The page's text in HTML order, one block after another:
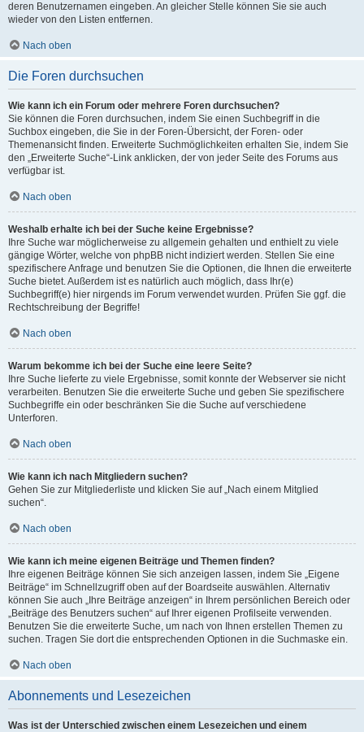
deren Benutzernamen eingeben. An gleicher Stelle können Sie sie auch
wieder von den Listen entfernen.
Nach oben
Die Foren durchsuchen
Wie kann ich ein Forum oder mehrere Foren durchsuchen?
Sie können die Foren durchsuchen, indem Sie einen Suchbegriff in die
Suchbox eingeben, die Sie in der Foren-Übersicht, der Foren- oder
Themenansicht finden. Erweiterte Suchmöglichkeiten erhalten Sie, indem Sie
den „Erweiterte Suche“-Link anklicken, der von jeder Seite des Forums aus
verfügbar ist.
Nach oben
Weshalb erhalte ich bei der Suche keine Ergebnisse?
Ihre Suche war möglicherweise zu allgemein gehalten und enthielt zu viele
gängige Wörter, welche von phpBB nicht indiziert werden. Stellen Sie eine
spezifischere Anfrage und benutzen Sie die Optionen, die Ihnen die erweiterte
Suche bietet. Außerdem ist es natürlich auch möglich, dass Ihr(e)
Suchbegriff(e) hier nirgends im Forum verwendet wurden. Prüfen Sie ggf. die
Rechtschreibung der Begriffe!
Nach oben
Warum bekomme ich bei der Suche eine leere Seite?
Ihre Suche lieferte zu viele Ergebnisse, somit konnte der Webserver sie nicht
verarbeiten. Benutzen Sie die erweiterte Suche und geben Sie spezifischere
Suchbegriffe ein oder beschränken Sie die Suche auf verschiedene
Unterforen.
Nach oben
Wie kann ich nach Mitgliedern suchen?
Gehen Sie zur Mitgliederliste und klicken Sie auf „Nach einem Mitglied
suchen“.
Nach oben
Wie kann ich meine eigenen Beiträge und Themen finden?
Ihre eigenen Beiträge können Sie sich anzeigen lassen, indem Sie „Eigene
Beiträge“ im Schnellzugriff oben auf der Boardseite auswählen. Alternativ
können Sie auch „Ihre Beiträge anzeigen“ in Ihrem persönlichen Bereich oder
„Beiträge des Benutzers suchen“ auf Ihrer eigenen Profilseite verwenden.
Benutzen Sie die erweiterte Suche, um nach von Ihnen erstellen Themen zu
suchen. Tragen Sie dort die entsprechenden Optionen in die Suchmaske ein.
Nach oben
Abonnements und Lesezeichen
Was ist der Unterschied zwischen einem Lesezeichen und einem